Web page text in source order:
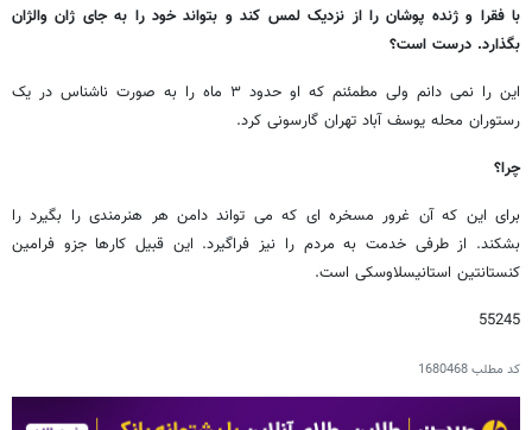
با فقرا و ژنده پوشان را از نزدیک لمس کند و بتواند خود را به جای ژان والژان
بگذارد. درست است؟
این را نمی دانم ولی مطمئنم که او حدود ۳ ماه را به صورت ناشناس در یک
رستوران محله یوسف آباد تهران گارسونی کرد.
چرا؟
برای این که آن غرور مسخره ای که می تواند دامن هر هنرمندی را بگیرد را
بشکند. از طرفی خدمت به مردم را نیز فراگیرد. این قبیل کارها جزو فرامین
کنستانتین استانیسلاوسکی است.
55245
کد مطلب1680468